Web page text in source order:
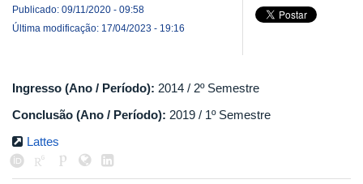
Publicado: 09/11/2020 - 09:58
Última modificação: 17/04/2023 - 19:16
Ingresso (Ano / Período): 2014 / 2º Semestre
Conclusão (Ano / Período): 2019 / 1º Semestre
Lattes